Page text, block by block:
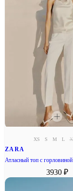
XS S M L
ZARA
Атласный топ с
3930 ₽